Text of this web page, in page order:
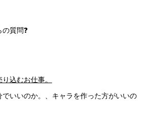
質問❓
込むお仕事。
いいのか。、キャラを作った方がいいの